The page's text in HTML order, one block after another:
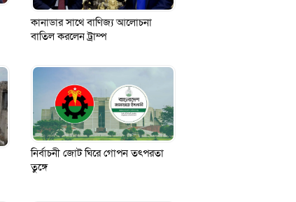
কানাডার সাথে বাণিজ্য আলোচনা
বাতিল করলেন ট্রাম্প
নির্বাচনী জোট ঘিরে গোপন তৎপরতা
তুঙ্গে